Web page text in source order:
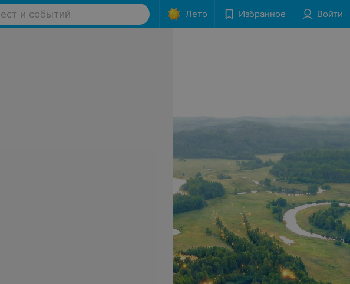
и событий Лето Избранное Войти